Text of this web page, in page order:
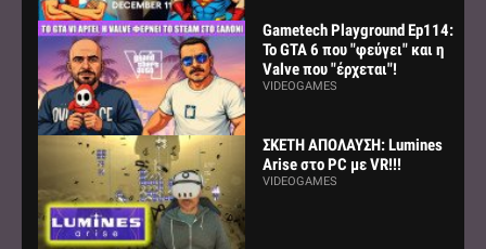
Gametech Playground Ep114:
Το GTA 6 που "φεύγει" και η
Valve που "έρχεται"!
VIDEOGAMES
ΣΚΕΤΗ ΑΠΟΛΑΥΣΗ: Lumines
Arise στο PC με VR!!!
VIDEOGAMES